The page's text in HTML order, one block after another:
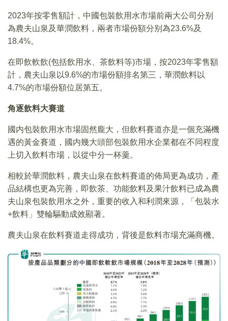
2023年按零售額計，中國包裝飲用水市場前兩大公司分别
為農夫山泉及華潤飲料，兩者市場份額分别為23.6%及
18.4%。
在即飲軟飲(包括飲用水、茶飲料等)市場，按2023年零售額
計，農夫山泉以9.6%的市場份額排名第三，華潤飲料以
4.7%的市場份額位居第五。
角逐飲料大賽道
國内包裝飲用水市場固然龐大，但飲料賽道亦是一個充滿機
遇的黃金賽道，國内幾大頭部包裝飲用水企業都在不同程度
上切入飲料市場，以從中分一杯羹。
相較於華潤飲料，農夫山泉在飲料賽道的佈局更為成功，產
品結構也更為完善，即飲茶、功能飲料及果汁飲料已成為農
夫山泉包裝飲用水之外，重要的收入和利潤來源，「包裝水
+飲料」雙輪驅動成效顯著。
農夫山泉在飲料賽道走得成功，背後是飲料市場充滿商機。